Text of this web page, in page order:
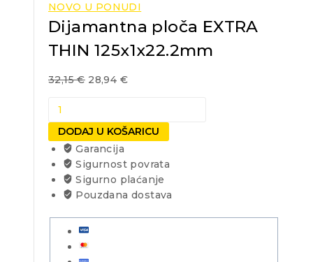
NOVO U PONUDI
Dijamantna ploča EXTRA
THIN 125x1x22.2mm
32,15€ 28,94 €
Dijamantna
ploča
EXTRA
THIN
125x1x22.2mm
količina
DODAJ U KOŠARICU
Garancija
Sigurnost povrata
Sigurno plaćanje
Pouzdana dostava